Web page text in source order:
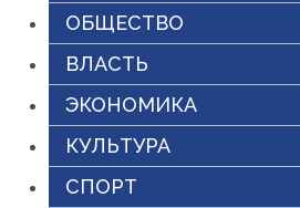
ОБЩЕСТВО
ВЛАСТЬ
ЭКОНОМИКА
КУЛЬТУРА
СПОРТ